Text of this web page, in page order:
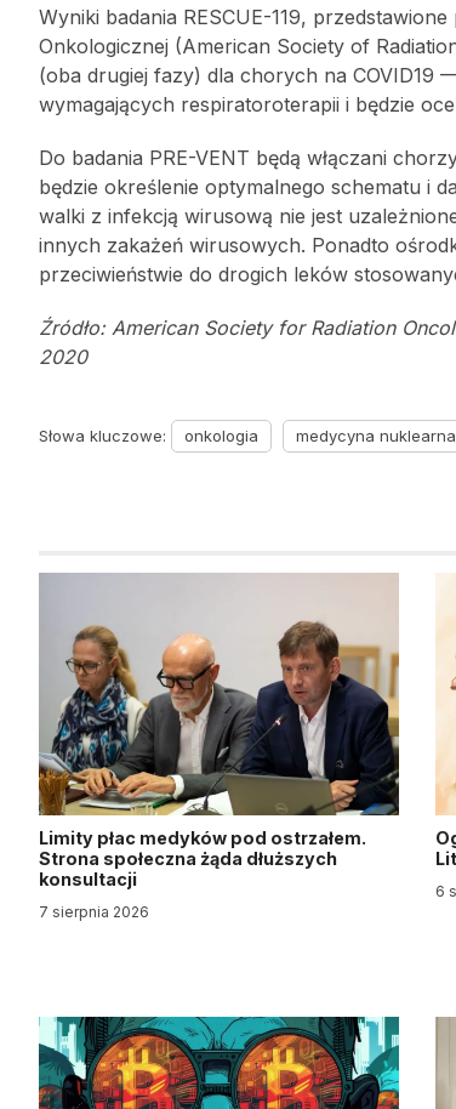
Wyniki badania RESCUE-119,
Onkologicznej (American Society of
(oba drugiej fazy) dla chorych na COVID19
wymagających respiratoroterapii i będzie
Do badania PRE-VENT będą włączani
będzie określenie optymalnego schematu i
walki z infekcją wirusową nie jest
innych zakażeń wirusowych. Ponadto
przeciwieństwie do drogich leków
Źródło: American Society for Radiation
2020
Słowa kluczowe: onkologia medycyna nuklearna
Limity płac medyków pod ostrzałem.
Strona społeczna żąda dłuższych
konsultacji
7 sierpnia 2026
6